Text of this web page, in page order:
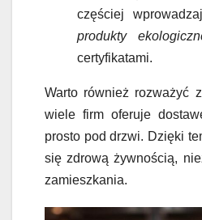
częściej
produkty
certyfikatami.
Warto również rozważyć
wiele firm oferuje
prosto pod drzwi. Dzięki
się zdrową żywnością,
zamieszkania.